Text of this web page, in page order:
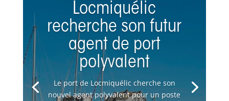
Locmiquélic
recherche son futur
agent de port
polyvalent
Le port de Locmiquélic cherche son
nouvel agent polyvalent pour un poste